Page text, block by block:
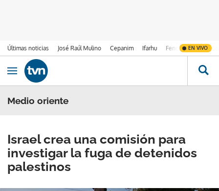
Últimas noticias José Raúl Mulino Cepanim Ifarhu Fenómeno de El
EN VIVO
Ir al contenido
Obrir navegació
Medio oriente
Israel crea una comisión para
investigar la fuga de detenidos
palestinos